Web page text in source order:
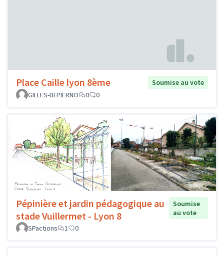
Place Caille lyon 8ème
Soumise au vote
GILLES-DI PIERNO
0 0
Pépinière et jardin pédagogique au
stade Vuillermet - Lyon 8
Soumise
au vote
SPactions
1 0